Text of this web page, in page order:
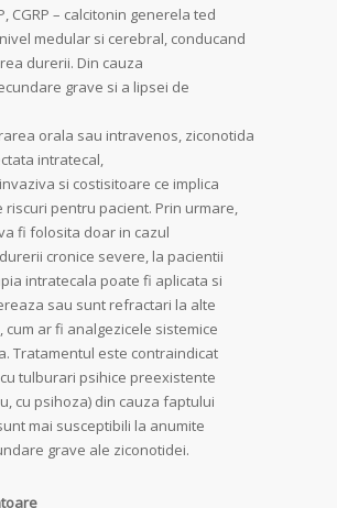
CGRP – calcitonin generela ted
medular si cerebral, conducand
durerii. Din cauza
grave si a lipsei de
orala sau intravenos, ziconotida
intratecal,
si costisitoare ce implica
riscuri pentru pacient. Prin urmare,
fi folosita doar in cazul
cronice severe, la pacientii
intratecala poate fi aplicata si
sau sunt refractari la alte
cum ar fi analgezicele sistemice
Tratamentul este contraindicat
tulburari psihice preexistente
cu psihoza) din cauza faptului
mai susceptibili la anumite
grave ale ziconotidei.